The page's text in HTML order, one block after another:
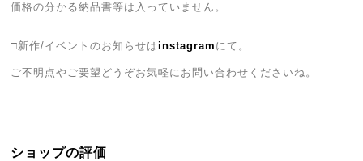
価格の分かる納品書等は入っていません。
□新作/イベントのお知らせはinstagram にて。
ご不明点やご要望どうぞお気軽にお問い合わせくださいね。
ショップの評価